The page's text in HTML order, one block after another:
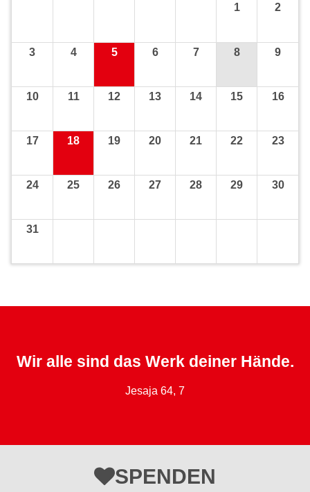
1
2
3 4 5 6 7 8 9
10 11 12 13 14 15 16
17 18 19 20 21 22 23
24 25 26 27 28 29 30
31
Wir alle sind das Werk deiner Hände.
Jesaja 64, 7
SPENDEN